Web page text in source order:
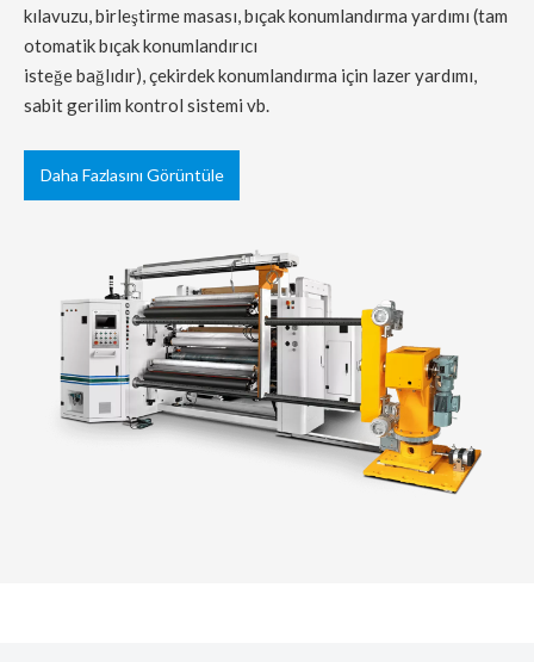
kılavuzu, birleştirme masası, bıçak konumlandırma yardımı (tam
otomatik bıçak konumlandırıcı
isteğe bağlıdır), çekirdek konumlandırma için lazer yardımı,
sabit gerilim kontrol sistemi vb.
Daha Fazlasını Görüntüle